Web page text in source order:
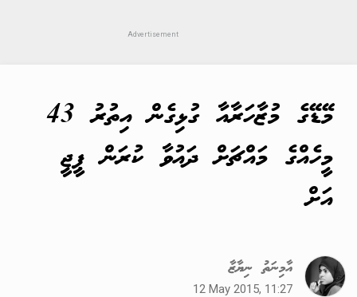
މޭޑޭގެ މުޒާހަރާއާ ގުޅިގެން އިތުރު 43
މީހެއްގެ މައްޗަށް ދައުވާ ކުރަން ޕީޖީ
އަށް
އާމިނަތު ނިޔާޒާ
12 May 2015, 11:27